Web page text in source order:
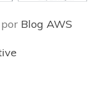
Blog AWS